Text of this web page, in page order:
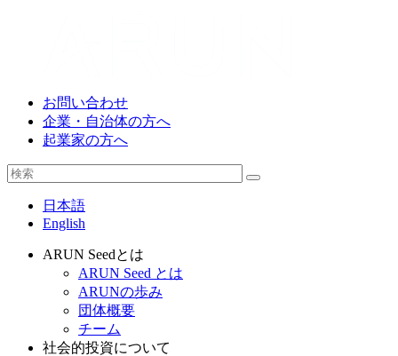
お問い合わせ
企業・自治体の方へ
起業家の方へ
日本語
English
ARUN Seedとは
ARUN Seed とは
ARUNの歩み
団体概要
チーム
社会的投資について